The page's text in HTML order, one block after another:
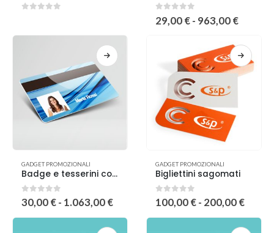
0 out of 5
29,00 € - 963,00 €
GADGET PROMOZIONALI
Badge e tesserini con banda magnetica
0 out of 5
30,00 € - 1.063,00 €
GADGET PROMOZIONALI
Bigliettini sagomati
0 out of 5
100,00 € - 200,00 €